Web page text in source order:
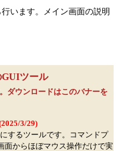
います。メイン画面の説明
GUIツール
ダウンロードはこのバナーを
3/29)
するツールです。コマンドプ
面からほぼマウス操作だけで実